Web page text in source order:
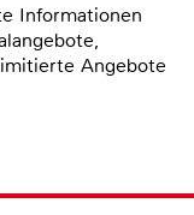
Informationen
Angebote